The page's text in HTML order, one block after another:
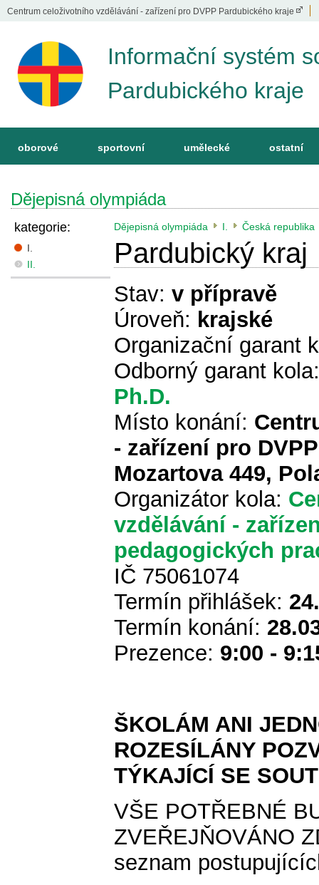
Centrum celoživotního vzdělávání - zařízení pro DVPP Pardubického kraje
Informační systém
Pardubického kraje
oborové sportovní umělecké ostatní
Dějepisná olympiáda
kategorie:
I.
II.
Dějepisná olympiáda I. Česká republika
Pardubický kraj
Stav: v přípravě
Úroveň: krajské
Organizační garant
Odborný garant
Ph.D.
Místo konání:
- zařízení pro
Mozartova 449,
Organizátor kola:
vzdělávání -
pedagogických
IČ 75061074
Termín přihlášek:
Termín konání:
Prezence: 9:00 -
ŠKOLÁM ANI
ROZESÍLÁNY
TÝKAJÍCÍ SE
VŠE POTŘEBNÉ
ZVEŘEJŇOVÁNO
seznam